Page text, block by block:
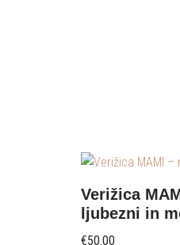
Verižica
ljubezni in
€50.00